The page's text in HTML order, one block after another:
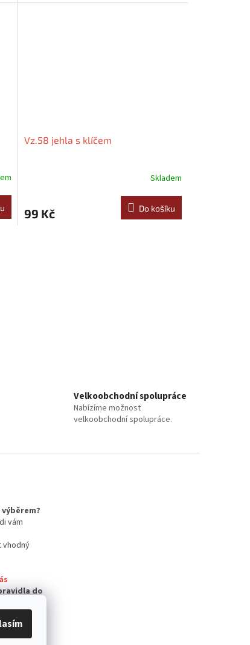
Vz.58 jehla s klíčem
Skladem
99 Kč Do košíku
Velkoobchodní spolupráce
Nabízíme možnost
velkoobchodní spolupráce.
vám
vhodný
do